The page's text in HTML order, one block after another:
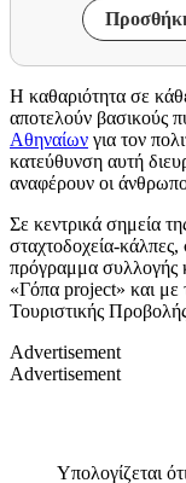
H καθαριότητα σε
αποτελούν βασικούς
Αθηναίων για τον
κατεύθυνση αυτή
αναφέρουν οι
Σε κεντρικά σημεία
σταχτοδοχεία-κάλπες,
πρόγραμμα συλλογής
«Γόπα project» και με
Τουριστικής
Advertisement
Advertisement
Υπολογίζεται